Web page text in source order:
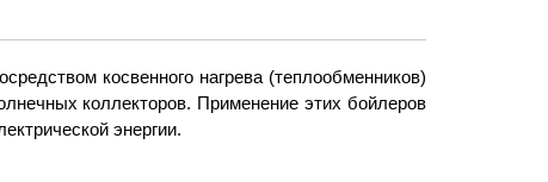
косвенного нагрева (теплообменников)
коллекторов. Применение этих бойлеров
энергии.